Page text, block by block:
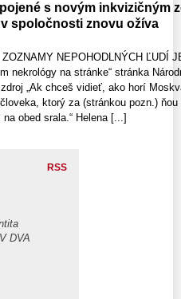
s novým inkvizičným
spoločnosti znovu ožíva
NEPOHODLNÝCH ĽUDÍ
nekrológy na stránke“ stránka
„Ak chceš vidieť, ako horí
človeka, ktorý za (stránkou pozn.)
na obed srala.“ Helena [...]
RSS
DVA